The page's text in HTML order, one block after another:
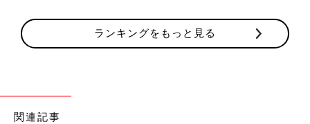
ランキングをもっと見る
関連記事